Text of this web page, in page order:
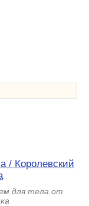
/ Королевский
для тела от